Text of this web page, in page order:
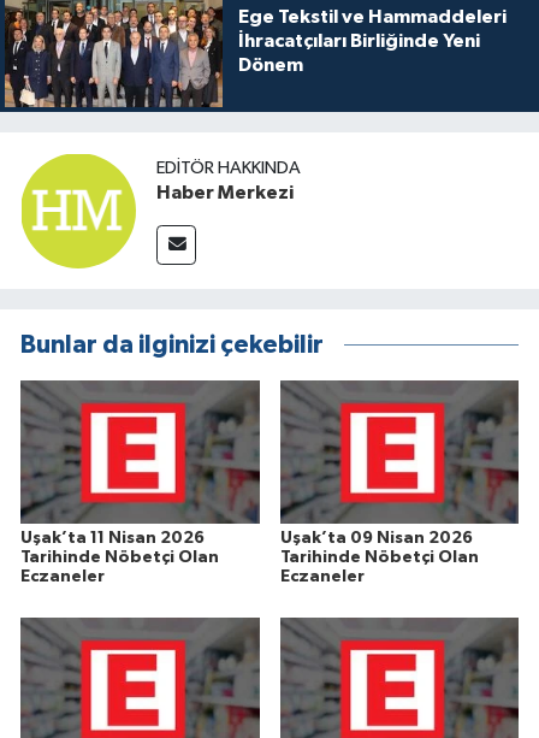
Ege Tekstil ve Hammaddeleri
İhracatçıları Birliğinde Yeni
Dönem
EDITÖR HAKKINDA
Haber Merkezi
Bunlar da ilginizi çekebilir
Uşak’ta 11 Nisan 2026
Tarihinde Nöbetçi Olan
Eczaneler
Uşak’ta 09 Nisan 2026
Tarihinde Nöbetçi Olan
Eczaneler